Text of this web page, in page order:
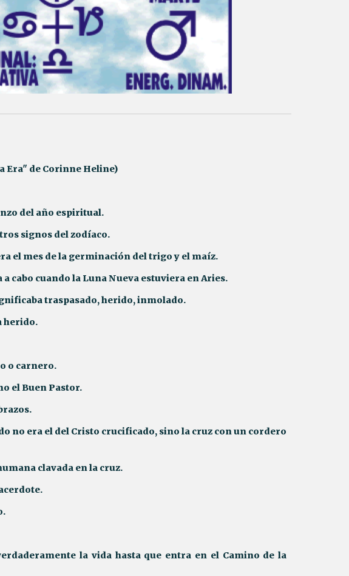
Era" de Corinne Heline)
del año espiritual.
signos del zodíaco.
el mes de la germinación del trigo y el maíz.
cabo cuando la Luna Nueva estuviera en Aries.
traspasado, herido, inmolado.
herido.
o carnero.
el Buen Pastor.
no era el del Cristo crucificado, sino la cruz con un cordero
clavada en la cruz.
la vida hasta que entra en el Camino de la